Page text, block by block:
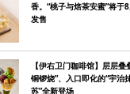
香。“桃子与焙茶安蜜”将于
发售
【伊右卫门咖啡馆】层层叠
铜锣烧”、入口即化的“宇治
苏”全新登场